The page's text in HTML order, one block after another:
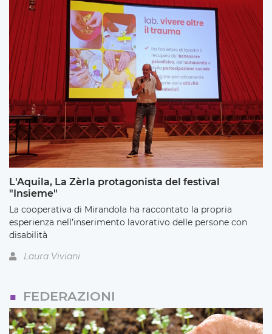
L'Aquila, La Zèrla protagonista del festival
"Insieme"
La cooperativa di Mirandola ha raccontato la propria
esperienza nell’inserimento lavorativo delle persone con
disabilità
Laura Viviani
FEDERAZIONI